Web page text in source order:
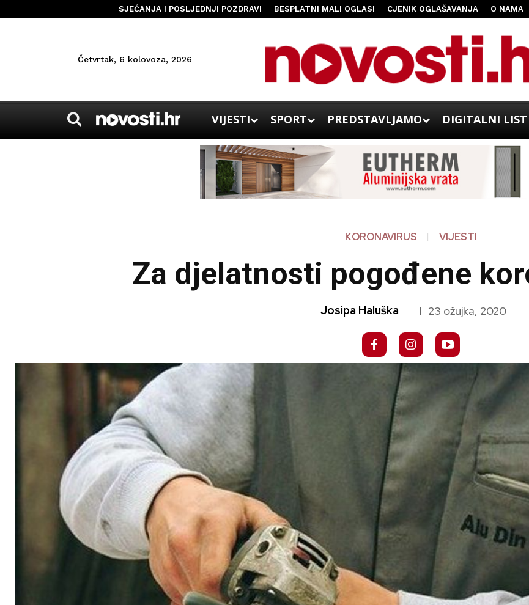
SJEĆANJA I POSLJEDNJI POZDRAVI BESPLATNI MALI OGLASI CJENIK OGLAŠAVANJA O NAMA
Četvrtak, 6 kolovoza, 2026
VIJESTI SPORT PREDSTAVLJAMO DIGITALNI LIST
KORONAVIRUS VIJESTI
Za djelatnosti pogođene
Josipa Haluška | 23 ožujka, 2020